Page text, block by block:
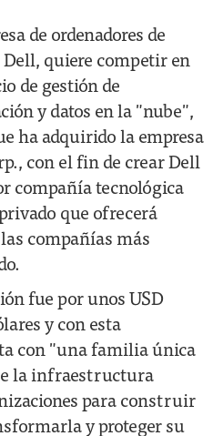
de ordenadores de
quiere competir en
de gestión de
y datos en la "nube",
ha adquirido la empresa
con el fin de crear Dell
compañía tecnológica
que ofrecerá
compañías más
fue por unos USD
y con esta
con "una familia única
la infraestructura
para construir
y proteger su